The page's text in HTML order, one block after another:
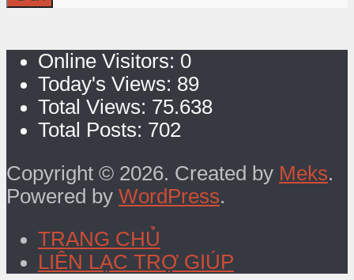
Online Visitors: 0
Today's Views: 89
Total Views: 75.638
Total Posts: 702
Copyright © 2026. Created by Meks.
Powered by WordPress.
TRANG CHỦ
LIÊN LẠC TRỢ GIÚP